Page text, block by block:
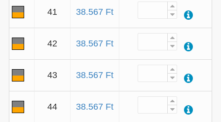
41 38.567 Ft
42 38.567 Ft
43 38.567 Ft
44 38.567 Ft